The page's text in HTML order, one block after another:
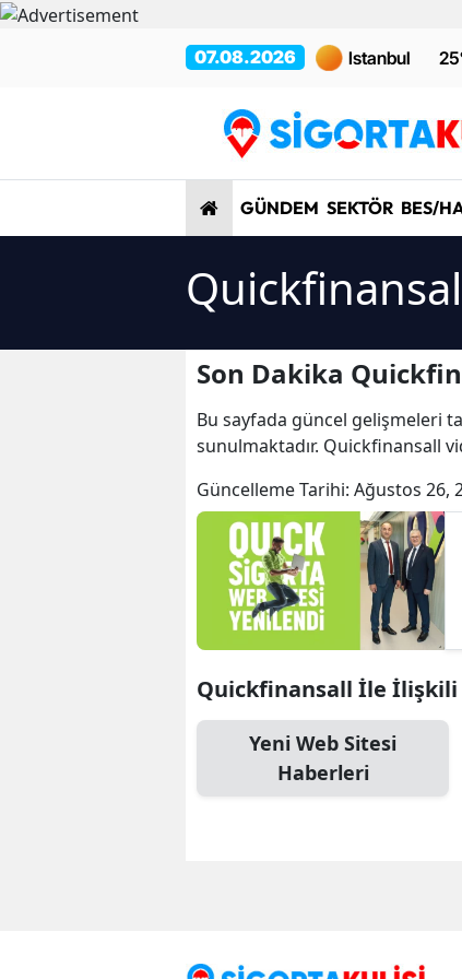
07.08.2026 25
GÜNDEM SEKTÖR BES/
Son Dakika
Bu sayfada güncel gelişmeleri
sunulmaktadır. Quickfinansall
Güncelleme Tarihi: Ağustos 26,
Quickfinansall İle İlişkili
Yeni Web Sitesi
Haberleri